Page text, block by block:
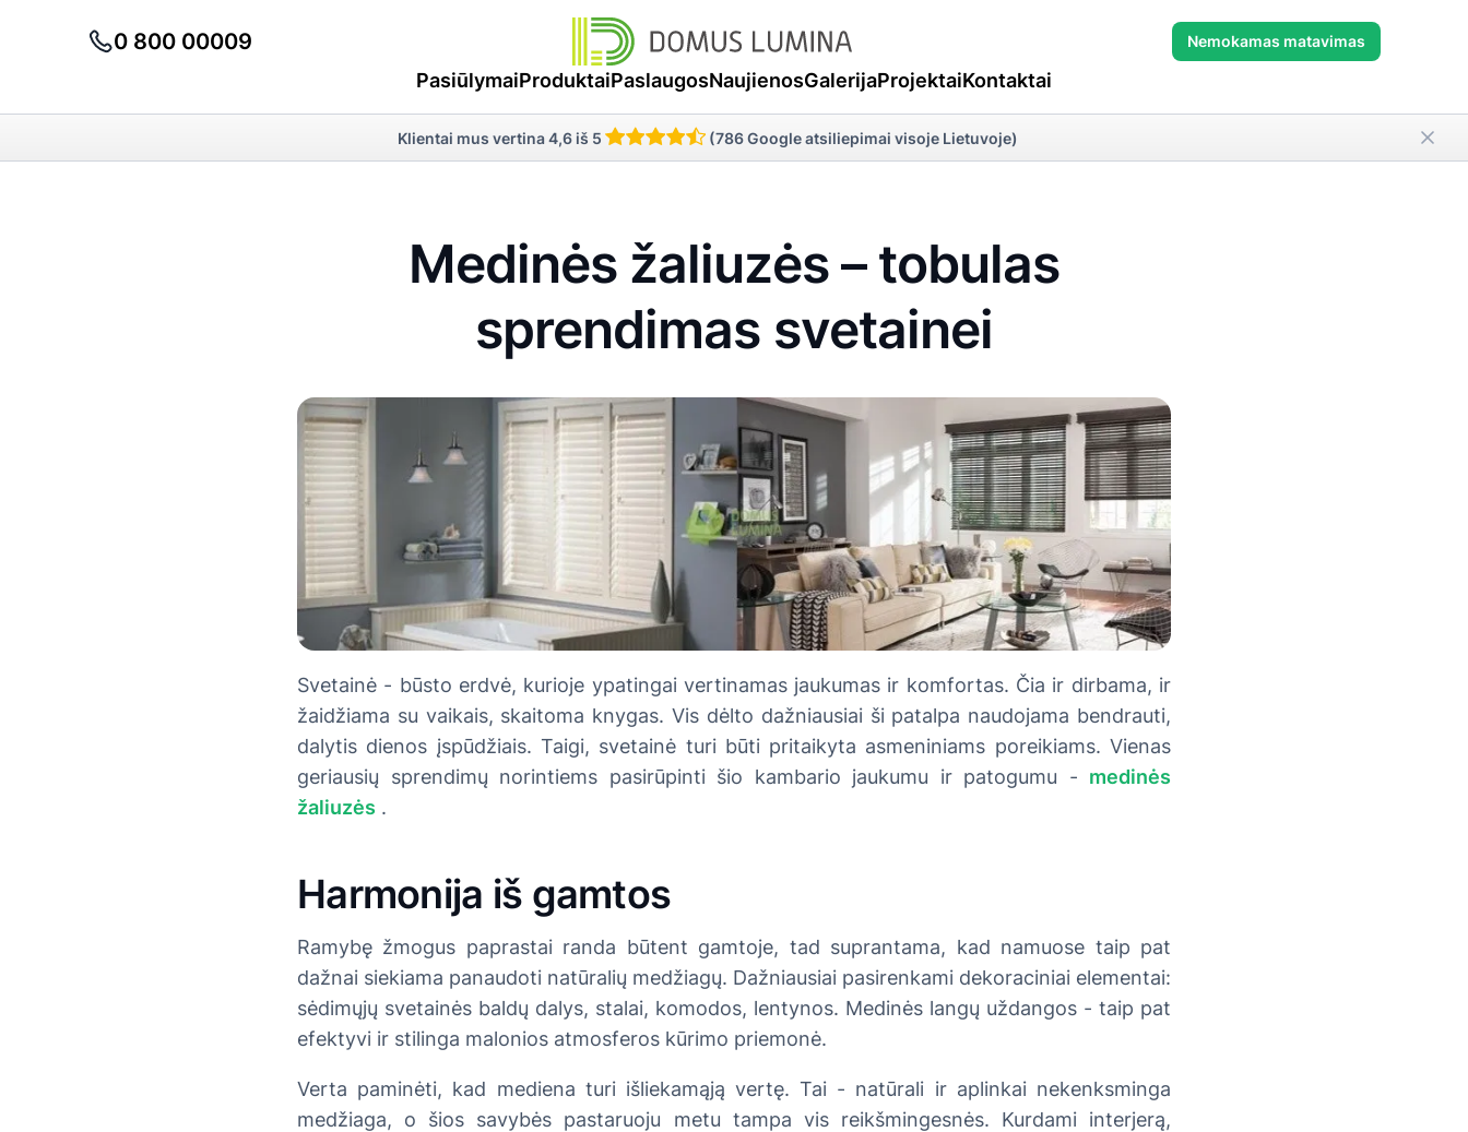
0 800 00009 Nemokamas matavimas
PasiūlymaiProduktaiPaslaugosNaujienosGalerijaProjektaiKontaktai
Klientai mus vertina 4,6 iš 5 (786 Google atsiliepimai visoje Lietuvoje)
Medinės žaliuzės – tobulas
sprendimas svetainei
Svetainė - būsto erdvė, kurioje ypatingai vertinamas jaukumas ir komfortas. Čia ir dirbama, ir
žaidžiama su vaikais, skaitoma knygas. Vis dėlto dažniausiai ši patalpa naudojama bendrauti,
dalytis dienos įspūdžiais. Taigi, svetainė turi būti pritaikyta asmeniniams poreikiams. Vienas
geriausių sprendimų norintiems pasirūpinti šio kambario jaukumu ir patogumu - medinės
žaliuzės .
Harmonija iš gamtos
Ramybę žmogus paprastai randa būtent gamtoje, tad suprantama, kad namuose taip pat
dažnai siekiama panaudoti natūralių medžiagų. Dažniausiai pasirenkami dekoraciniai elementai:
sėdimųjų svetainės baldų dalys, stalai, komodos, lentynos. Medinės langų uždangos - taip pat
efektyvi ir stilinga malonios atmosferos kūrimo priemonė.
Verta paminėti, kad mediena turi išliekamąją vertę. Tai - natūrali ir aplinkai nekenksminga
medžiaga, o šios savybės pastaruoju metu tampa vis reikšmingesnės. Kurdami interjerą,